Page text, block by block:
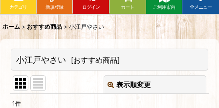
カテゴリ 新規登録 ログイン カート ご利用案内 全メニュー
ホーム > おすすめ商品 > 小江戸やさい
小江戸やさい [おすすめ商品]
表示順変更
1件